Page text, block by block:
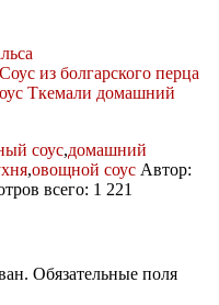
Соус из болгарского перца
Ткемали домашний
соус,домашний
,овощной соус Автор:
всего: 1 221
Обязательные поля